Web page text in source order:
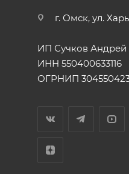
г. Омск, ул.
ИП Сучков Андрей
ИНН 550400633116
ОГРНИП